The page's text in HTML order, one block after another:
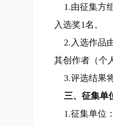
1.由征集方
入选奖1名。
2.入选作品
其创作者（个
3.评选结果
三、征集单
1.征集单位